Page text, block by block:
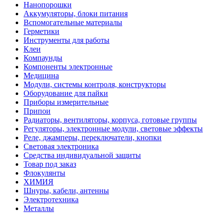
Нанопорошки
Аккумуляторы, блоки питания
Вспомогательные материалы
Герметики
Инструменты для работы
Клеи
Компаунды
Компоненты электронные
Медицина
Модули, системы контроля, конструкторы
Оборудование для пайки
Приборы измерительные
Припои
Радиаторы, вентиляторы, корпуса, готовые группы
Регуляторы, электронные модули, световые эффекты
Реле, джамперы, переключатели, кнопки
Световая электроника
Средства индивидуальной защиты
Товар под заказ
Флокулянты
ХИМИЯ
Шнуры, кабели, антенны
Электротехника
Металлы